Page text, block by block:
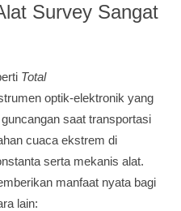
Survey Sangat
Total
optik-elektronik yang
saat transportasi
cuaca ekstrem di
serta mekanis alat.
manfaat nyata bagi
lain: